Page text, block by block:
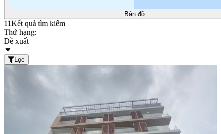
Bản đồ
11Kết quả tìm kiếm
Thứ hạng:
Đề xuất
Lọc